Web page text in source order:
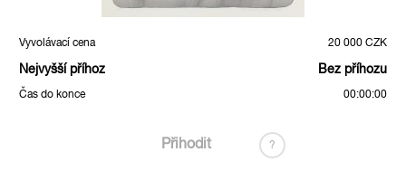
Vyvolávací cena 20 000 CZK
Nejvyšší příhoz Bez příhozu
Čas do konce 00:00:00
Přihodit ?